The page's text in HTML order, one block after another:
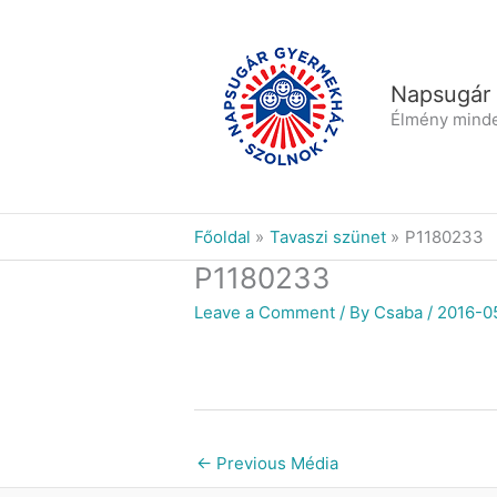
Élmény
Főoldal Tavaszi szünet P1180233
P1180233
Leave a Comment / By Csaba / 2016-
← Previous Média